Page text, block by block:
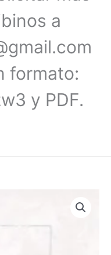
a
formato:
y PDF.